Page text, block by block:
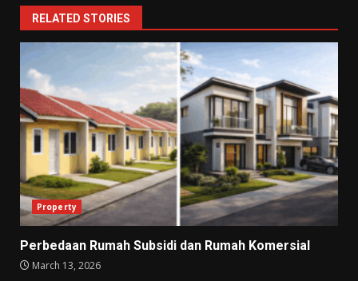
RELATED STORIES
Property
Perbedaan Rumah Subsidi dan Rumah Komersial
March 13, 2026